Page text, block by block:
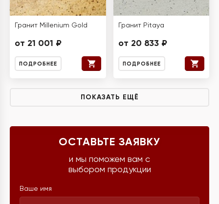
Гранит Millenium Gold
от 21 001 ₽
ПОДРОБНЕЕ
Гранит Pitaya
от 20 833 ₽
ПОДРОБНЕЕ
ПОКАЗАТЬ ЕЩЁ
ОСТАВЬТЕ ЗАЯВКУ
и мы поможем вам с
выбором продукции
Ваше имя